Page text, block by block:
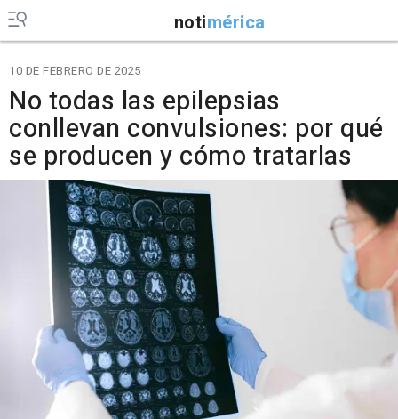
notimérica
10 DE FEBRERO DE 2025
No todas las epilepsias
conllevan convulsiones: por qué
se producen y cómo tratarlas